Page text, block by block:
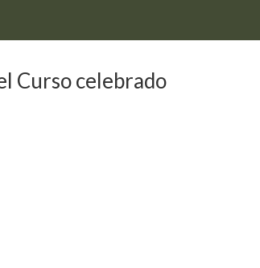
Curso celebrado